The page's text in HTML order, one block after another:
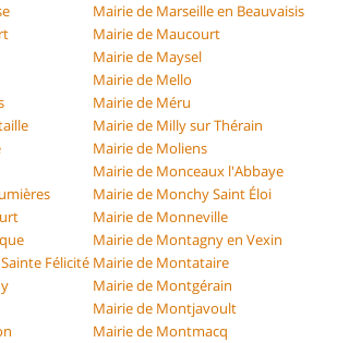
Mairie de Marseille en Beauvaisis
Mairie de Maucourt
Mairie de Maysel
Mairie de Mello
Mairie de Méru
Mairie de Milly sur Thérain
Mairie de Moliens
Mairie de Monceaux l'Abbaye
Mairie de Monchy Saint Éloi
Mairie de Monneville
Mairie de Montagny en Vexin
Félicité Mairie de Montataire
Mairie de Montgérain
Mairie de Montjavoult
Mairie de Montmacq